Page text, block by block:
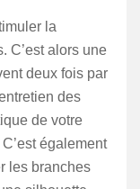
la
C’est alors une
deux fois par
des
de votre
également
les branches